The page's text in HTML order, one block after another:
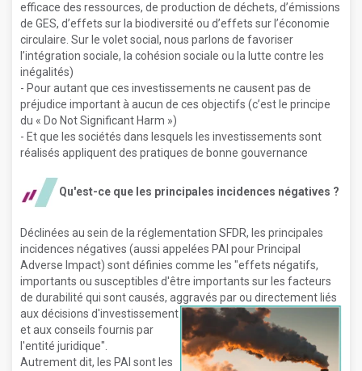
efficace des ressources, de production de déchets, d’émissions
de GES, d’effets sur la biodiversité ou d’effets sur l’économie
circulaire. Sur le volet social, nous parlons de favoriser
l’intégration sociale, la cohésion sociale ou la lutte contre les
inégalités)
- Pour autant que ces investissements ne causent pas de
préjudice important à aucun de ces objectifs (c’est le principe
du « Do Not Significant Harm »)
- Et que les sociétés dans lesquels les investissements sont
réalisés appliquent des pratiques de bonne gouvernance
Qu'est-ce que les principales incidences négatives ?
Déclinées au sein de la réglementation SFDR, les principales
incidences négatives (aussi appelées PAI pour Principal
Adverse Impact) sont définies comme les "effets négatifs,
importants ou susceptibles d'être importants sur les facteurs
de durabilité qui sont causés, aggravés par ou directement liés
aux décisions d'investissement
et aux conseils fournis par
l'entité juridique".
Autrement dit, les PAI sont les